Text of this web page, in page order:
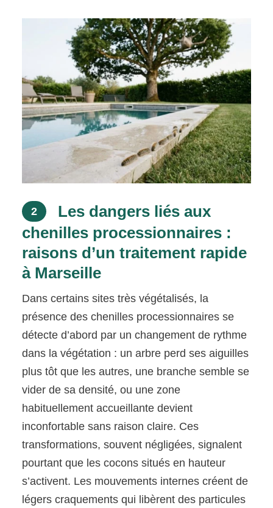
2
Les dangers liés aux
chenilles processionnaires :
raisons d’un traitement rapide
à Marseille
Dans certains sites très végétalisés, la
présence des chenilles processionnaires se
détecte d’abord par un changement de rythme
dans la végétation : un arbre perd ses aiguilles
plus tôt que les autres, une branche semble se
vider de sa densité, ou une zone
habituellement accueillante devient
inconfortable sans raison claire. Ces
transformations, souvent négligées, signalent
pourtant que les cocons situés en hauteur
s’activent. Les mouvements internes créent de
légers craquements qui libèrent des particules